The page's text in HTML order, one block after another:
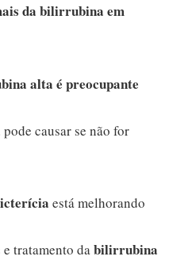
da bilirrubina em
alta é preocupante
pode causar se não for
icterícia está melhorando
e tratamento dabilirrubina